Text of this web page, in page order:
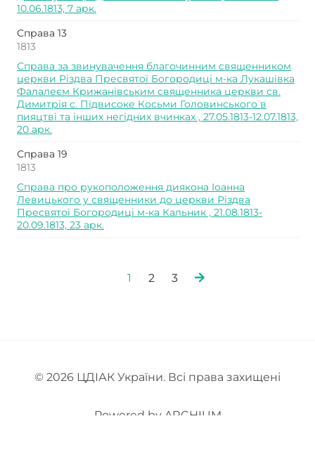
10.06.1813, 7 арк.
Справа 13
1813
Справа за звинувачення благочинним священником
церкви Різдва Пресвятої Богородиці м-ка Лукашівка
Фалалеєм Крижанівським священника церкви св.
Димитрія с. Підвисоке Косьми Головинського в
пияцтві та інших негідних вчинках , 27.05.1813-12.07.1813,
20 арк.
Справа 19
1813
Справа про рукоположення диякона Іоанна
Левицького у священники до церкви Різдва
Пресвятої Богородиці м-ка Кальник , 21.08.1813-
20.09.1813, 23 арк.
1 2 3
© 2026 ЦДІАК України. Всі права захищені
Powered by ARCHIUM